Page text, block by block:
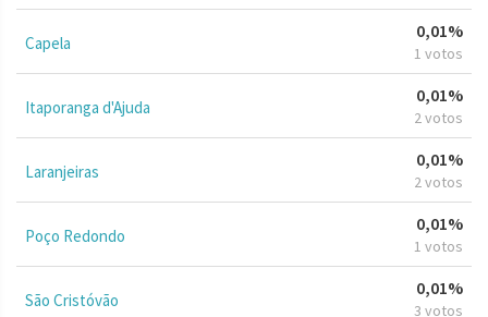
Capela
0,01%
1 votos
Itaporanga d'Ajuda
0,01%
2 votos
Laranjeiras
0,01%
2 votos
Poço Redondo
0,01%
1 votos
São Cristóvão
0,01%
3 votos